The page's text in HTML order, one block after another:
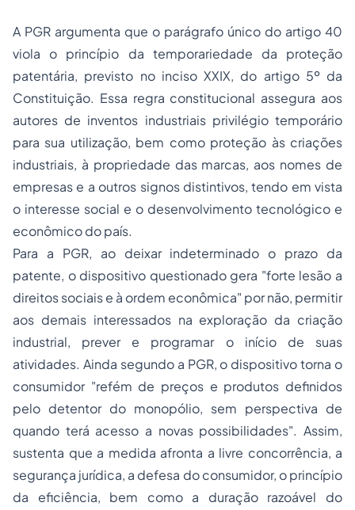
A PGR argumenta que o parágrafo único do artigo 40
viola o princípio da temporariedade da proteção
patentária, previsto no inciso XXIX, do artigo 5º da
Constituição. Essa regra constitucional assegura aos
autores de inventos industriais privilégio temporário
para sua utilização, bem como proteção às criações
industriais, à propriedade das marcas, aos nomes de
empresas e a outros signos distintivos, tendo em vista
o interesse social e o desenvolvimento tecnológico e
econômico do país.
Para a PGR, ao deixar indeterminado o prazo da
patente, o dispositivo questionado gera "forte lesão a
direitos sociais e à ordem econômica" por não, permitir
aos demais interessados na exploração da criação
industrial, prever e programar o início de suas
atividades. Ainda segundo a PGR, o dispositivo torna o
consumidor "refém de preços e produtos definidos
pelo detentor do monopólio, sem perspectiva de
quando terá acesso a novas possibilidades". Assim,
sustenta que a medida afronta a livre concorrência, a
segurança jurídica, a defesa do consumidor, o princípio
da eficiência, bem como a duração razoável do